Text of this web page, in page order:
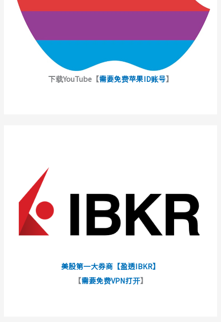
下载YouTube【需要免费苹果ID账号】
美股第一大券商【盈透IBKR】
【需要免费VPN打开】